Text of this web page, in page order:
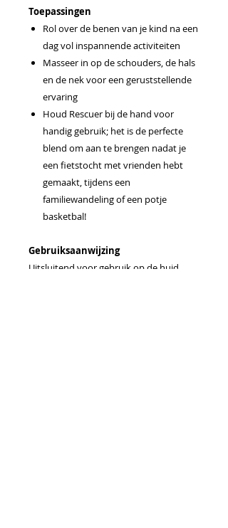
Toepassingen
Rol over de benen van je kind na een
dag vol inspannende activiteiten
Masseer in op de schouders, de hals
en de nek voor een geruststellende
ervaring
Houd Rescuer bij de hand voor
handig gebruik; het is de perfecte
blend om aan te brengen nadat je
een fietstocht met vrienden hebt
gemaakt, tijdens een
familiewandeling of een potje
basketbal!
Gebruiksaanwijzing
Uitsluitend voor gebruik op de huid.